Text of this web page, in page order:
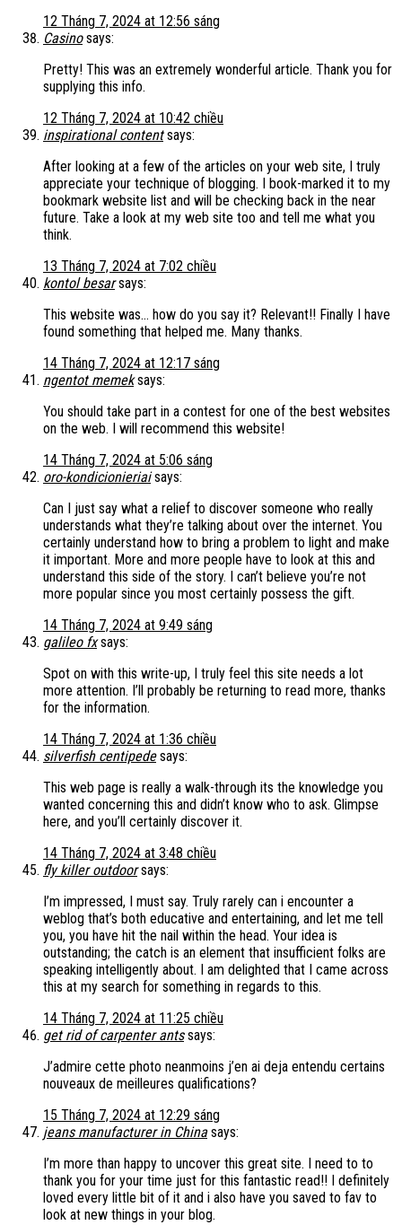
12 Tháng 7, 2024 at 12:56 sáng
Casino says:
Pretty! This was an extremely wonderful article. Thank you for
supplying this info.
12 Tháng 7, 2024 at 10:42 chiều
inspirational content says:
After looking at a few of the articles on your web site, I truly
appreciate your technique of blogging. I book-marked it to my
bookmark website list and will be checking back in the near
future. Take a look at my web site too and tell me what you
think.
13 Tháng 7, 2024 at 7:02 chiều
kontol besar says:
This website was… how do you say it? Relevant!! Finally I have
found something that helped me. Many thanks.
14 Tháng 7, 2024 at 12:17 sáng
ngentot memek says:
You should take part in a contest for one of the best websites
on the web. I will recommend this website!
14 Tháng 7, 2024 at 5:06 sáng
oro-kondicionieriai says:
Can I just say what a relief to discover someone who really
understands what they’re talking about over the internet. You
certainly understand how to bring a problem to light and make
it important. More and more people have to look at this and
understand this side of the story. I can’t believe you’re not
more popular since you most certainly possess the gift.
14 Tháng 7, 2024 at 9:49 sáng
galileo fx says:
Spot on with this write-up, I truly feel this site needs a lot
more attention. I’ll probably be returning to read more, thanks
for the information.
14 Tháng 7, 2024 at 1:36 chiều
silverfish centipede says:
This web page is really a walk-through its the knowledge you
wanted concerning this and didn’t know who to ask. Glimpse
here, and you’ll certainly discover it.
14 Tháng 7, 2024 at 3:48 chiều
fly killer outdoor says:
I’m impressed, I must say. Truly rarely can i encounter a
weblog that’s both educative and entertaining, and let me tell
you, you have hit the nail within the head. Your idea is
outstanding; the catch is an element that insufficient folks are
speaking intelligently about. I am delighted that I came across
this at my search for something in regards to this.
14 Tháng 7, 2024 at 11:25 chiều
get rid of carpenter ants says:
J’admire cette photo neanmoins j’en ai deja entendu certains
nouveaux de meilleures qualifications?
15 Tháng 7, 2024 at 12:29 sáng
jeans manufacturer in China says:
I’m more than happy to uncover this great site. I need to to
thank you for your time just for this fantastic read!! I definitely
loved every little bit of it and i also have you saved to fav to
look at new things in your blog.